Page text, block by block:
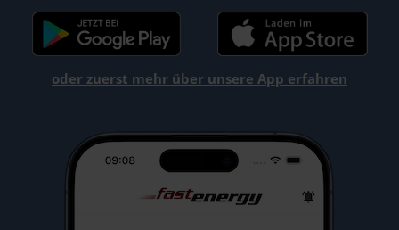
oder zuerst mehr über unsere App erfahren